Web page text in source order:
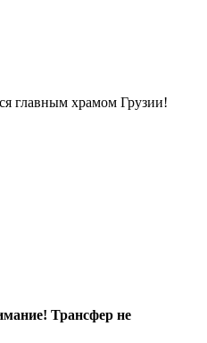
главным храмом Грузии!
Трансфер не